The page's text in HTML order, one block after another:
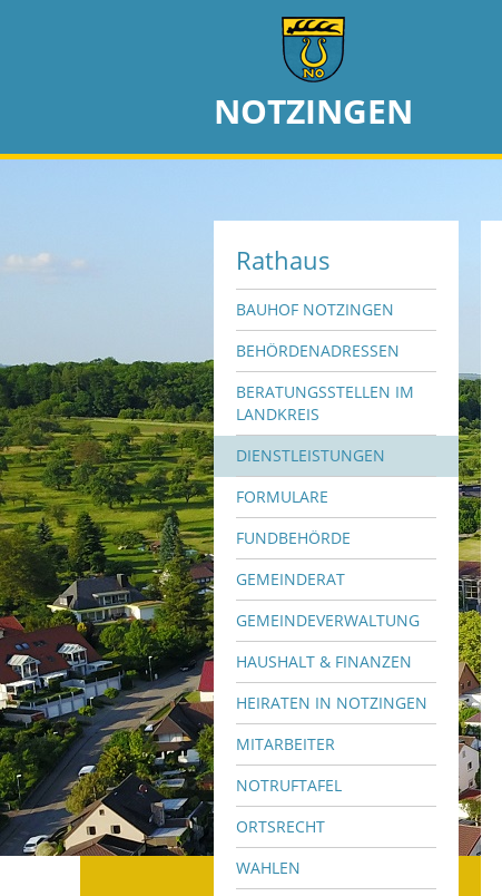
NOTZINGEN
Rathaus
BAUHOF NOTZINGEN
BEHÖRDENADRESSEN
BERATUNGSSTELLEN IM
LANDKREIS
DIENSTLEISTUNGEN
FORMULARE
FUNDBEHÖRDE
GEMEINDERAT
GEMEINDEVERWALTUNG
HAUSHALT & FINANZEN
HEIRATEN IN NOTZINGEN
MITARBEITER
NOTRUFTAFEL
ORTSRECHT
WAHLEN